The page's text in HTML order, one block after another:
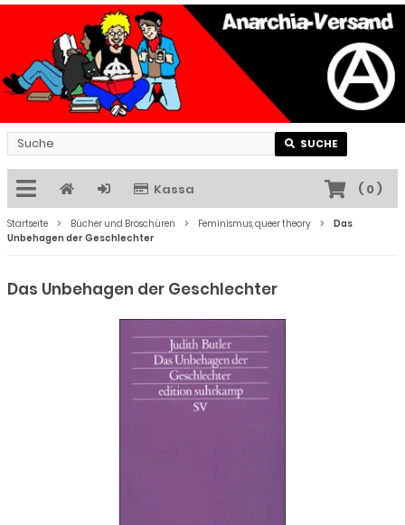
SUCHE
Kassa ( 0)
Startseite Bücher und Broschüren Feminismus, queer theory
Das
Unbehagen der Geschlechter
Das Unbehagen der Geschlechter